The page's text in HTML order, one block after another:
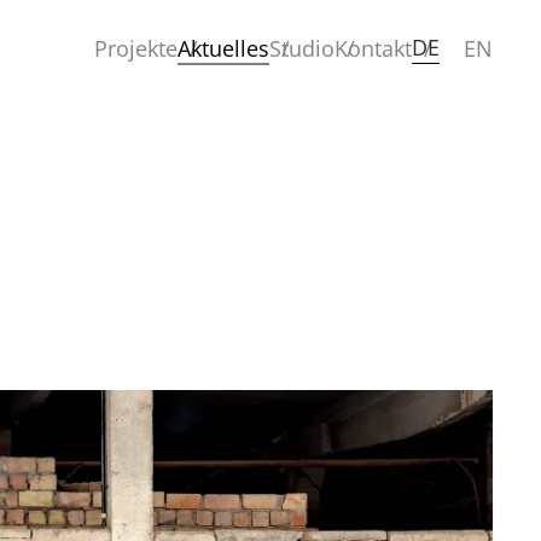
ProjekteAktuellesStudioKontaktDE EN